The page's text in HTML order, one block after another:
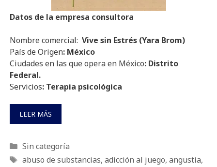
Datos de la empresa consultora
Nombre comercial: Vive sin Estrés (Yara Brom)
País de Origen: México
Ciudades en las que opera en México: Distrito
Federal.
Servicios: Terapia psicológica
LEER MÁS
Categorías
Sin categoría
Etiquetas
abuso de substancias, adicción al juego, angustia,